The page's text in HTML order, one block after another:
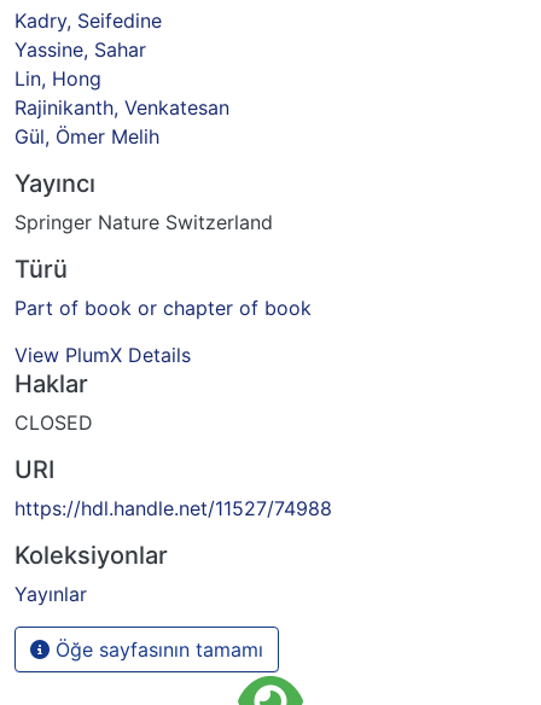
Kadry, Seifedine
Yassine, Sahar
Lin, Hong
Rajinikanth, Venkatesan
Gül, Ömer Melih
Yayıncı
Springer Nature Switzerland
Türü
Part of book or chapter of book
View PlumX Details
Haklar
CLOSED
URI
https://hdl.handle.net/11527/74988
Koleksiyonlar
Yayınlar
Öğe sayfasının tamamı